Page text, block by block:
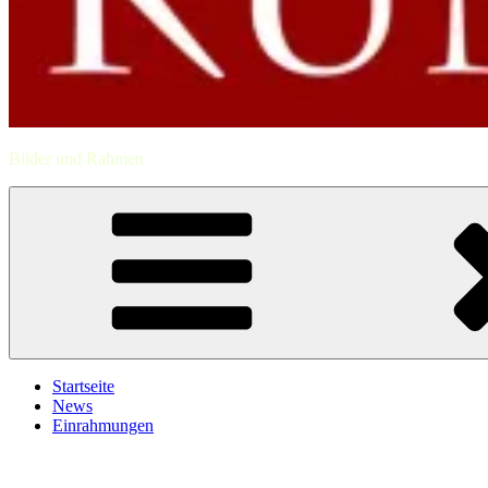
Bilder und Rahmen
Startseite
News
Einrahmungen